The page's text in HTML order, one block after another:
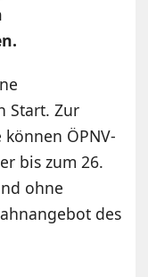
Start. Zur
ÖPNV-
bis zum 26.
ohne
des